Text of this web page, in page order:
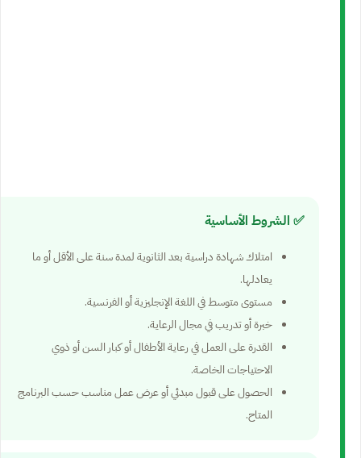
✅ الشروط الأساسية
امتلاك شهادة دراسية بعد الثانوية لمدة سنة على الأقل أو ما
يعادلها.
مستوى متوسط في اللغة الإنجليزية أو الفرنسية.
خبرة أو تدريب في مجال الرعاية.
القدرة على العمل في رعاية الأطفال أو كبار السن أو ذوي
الاحتياجات الخاصة.
الحصول على قبول مبدئي أو عرض عمل مناسب حسب البرنامج
المتاح.